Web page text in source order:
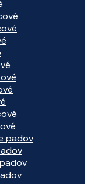
padov